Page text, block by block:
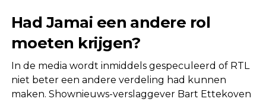
Had Jamai een andere rol
moeten krijgen?
In de media wordt inmiddels gespeculeerd of RTL
niet beter een andere verdeling had kunnen
maken. Shownieuws-verslaggever Bart Ettekoven